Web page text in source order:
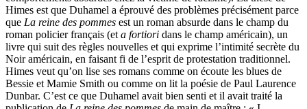
Himes est que Duhamel a éprouvé des problèmes précisément parce
que La reine des pommes est un roman absurde dans le champ du
roman policier français (et a fortiori dans le champ américain), un
livre qui suit des règles nouvelles et qui exprime l’intimité secrète du
Noir américain, en faisant fi de l’esprit de protestation traditionnel.
Himes veut qu’on lise ses romans comme on écoute les blues de
Bessie et Mamie Smith ou comme on lit la poésie de Paul Laurence
Dunbar. C’est ce que Duhamel avait bien senti et il avait traité la